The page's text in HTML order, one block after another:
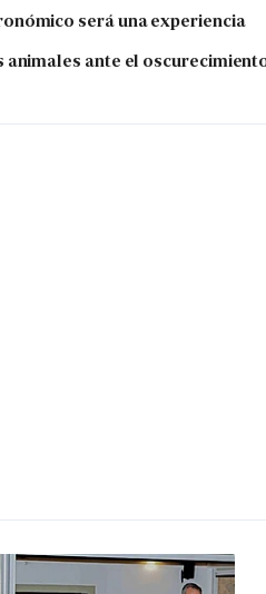
será una experiencia
animales ante el